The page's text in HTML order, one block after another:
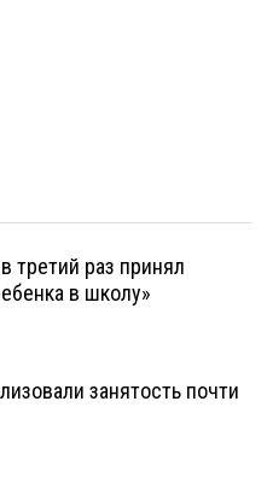
раз принял
в школу»
занятость почти